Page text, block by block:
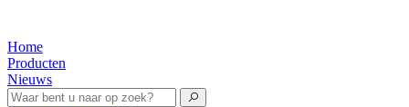
Home
Producten
Nieuws